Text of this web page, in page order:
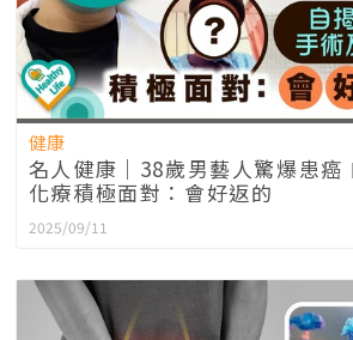
健康
名人健康｜38歲男藝人驚爆患癌
化療積極面對：會好返的
2025/09/11